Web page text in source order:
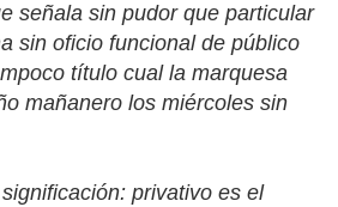
señala sin pudor que particular
sin oficio funcional de público
título cual la marquesa
mañanero los miércoles sin
privativo es el